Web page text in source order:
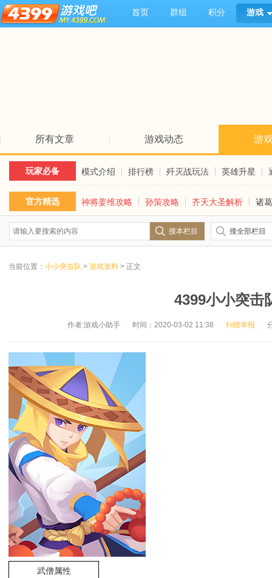
首页 群组 积分 游戏
所有文章 游戏动态 游
玩家必备 模式介绍 排行榜 歼灭战玩法 英雄升星
官方精选 神将姜维攻略 孙策攻略 齐天大圣解析 诸
搜本栏目 搜全部栏目
当前位置： 小小突击队 > 游戏资料 > 正文
4399小小突击
作者:游戏小助手 时间：2020-03-02 11:38 纠错举报
武僧属性